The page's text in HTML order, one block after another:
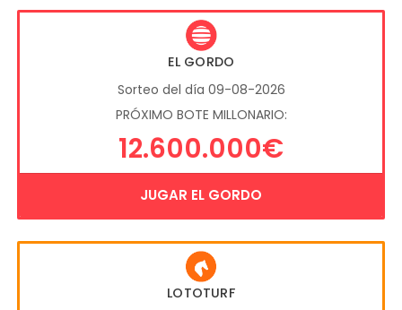
EL GORDO
Sorteo del día 09-08-2026
PRÓXIMO BOTE MILLONARIO:
12.600.000€
JUGAR EL GORDO
LOTOTURF